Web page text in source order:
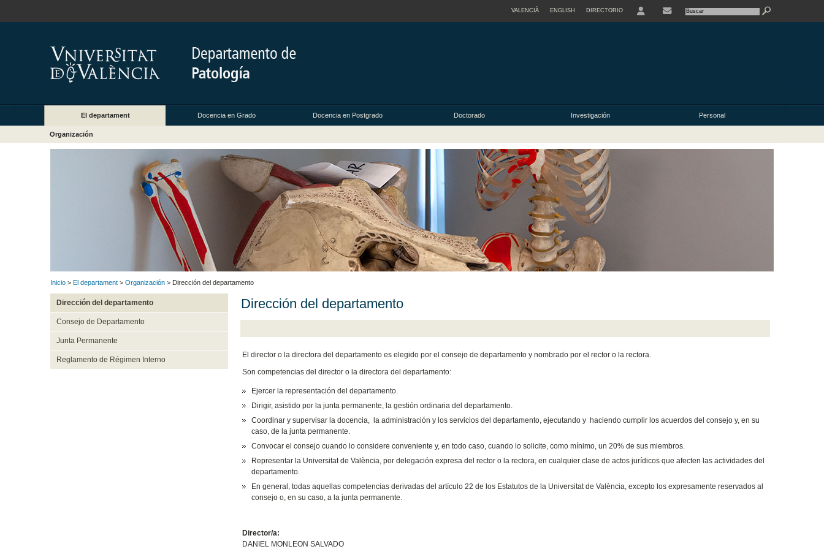
VALENCIÀ ENGLISH DIRECTORIO
El departament Docencia en Grado Docencia en Postgrado Doctorado Investigación Personal
Organización
Inicio > El departament > Organización > Dirección del departamento
Dirección del departamento
Consejo de Departamento
Junta Permanente
Reglamento de Régimen Interno
Dirección del departamento
El director o la directora del departamento es elegido por el consejo de departamento y nombrado por el rector o la rectora.
Son competencias del director o la directora del departamento:
Ejercer la representación del departamento.
Dirigir, asistido por la junta permanente, la gestión ordinaria del departamento.
Coordinar y supervisar la docencia, la administración y los servicios del departamento, ejecutando y haciendo cumplir los acuerdos del consejo y, en su
caso, de la junta permanente.
Convocar el consejo cuando lo considere conveniente y, en todo caso, cuando lo solicite, como mínimo, un 20% de sus miembros.
Representar la Universitat de València, por delegación expresa del rector o la rectora, en cualquier clase de actos jurídicos que afecten las actividades del
departamento.
En general, todas aquellas competencias derivadas del artículo 22 de los Estatutos de la Universitat de València, excepto los expresamente reservados al
consejo o, en su caso, a la junta permanente.
Director/a:
DANIEL MONLEON SALVADO